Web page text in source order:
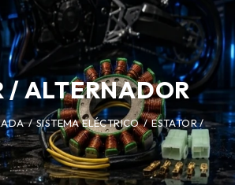
/ ALTERNADOR
/ SISTEMA ELÉCTRICO / ESTATOR /